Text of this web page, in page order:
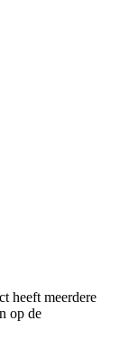
heeft meerdere
op de